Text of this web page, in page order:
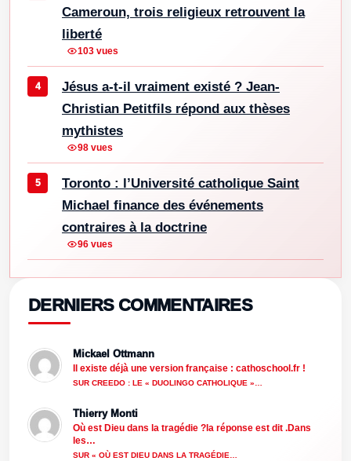
Cameroun, trois religieux retrouvent la
liberté
103 vues
Jésus a-t-il vraiment existé ? Jean-
Christian Petitfils répond aux thèses
mythistes
98 vues
Toronto : l’Université catholique Saint
Michael finance des événements
contraires à la doctrine
96 vues
DERNIERS COMMENTAIRES
Mickael Ottmann
Il existe déjà une version française : cathoschool.fr !
SUR CREEDO : LE « DUOLINGO CATHOLIQUE »…
Thierry Monti
Où est Dieu dans la tragédie ?la réponse est dit .Dans
les…
SUR « OÙ EST DIEU DANS LA TRAGÉDIE…